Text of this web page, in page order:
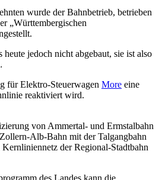
wurde der Bahnbetrieb, betrieben
„Württembergischen
jedoch nicht abgebaut, sie ist also
für Elektro-Steuerwagen More eine
reaktiviert wird.
von Ammertal- und Ermstalbahn
Alb-Bahn mit der Talgangbahn
der Regional-Stadtbahn
des Landes kann die